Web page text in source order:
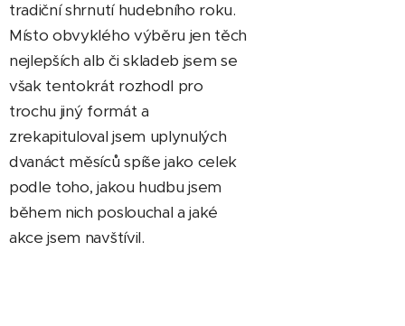
tradiční shrnutí hudebního roku.
Místo obvyklého výběru jen těch
nejlepších alb či skladeb jsem se
však tentokrát rozhodl pro
trochu jiný formát a
zrekapituloval jsem uplynulých
dvanáct měsíců spíše jako celek
podle toho, jakou hudbu jsem
během nich poslouchal a jaké
akce jsem navštívil.